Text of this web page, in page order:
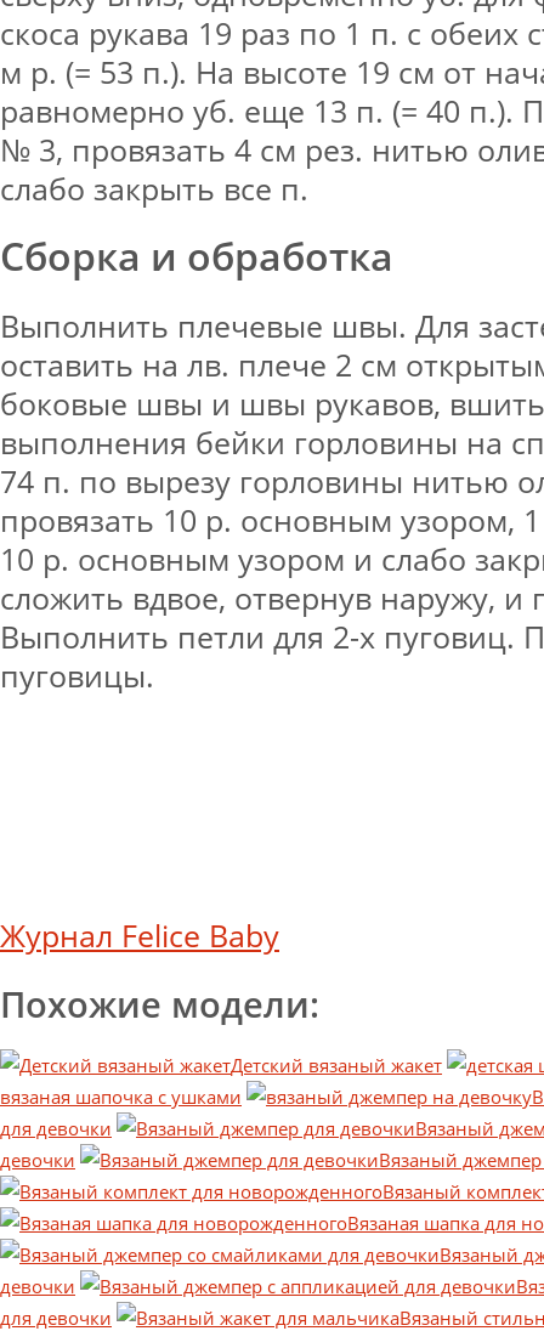
скоса рукава 19 раз по 1 п. с обеих
м р. (= 53 п.). На высоте 19 см от
равномерно уб. еще 13 п. (= 40 п.).
№ 3, провязать 4 см рез. нитью
слабо закрыть все п.
Сборка и обработка
Выполнить плечевые швы. Для
оставить на лв. плече 2 см
боковые швы и швы рукавов,
выполнения бейки горловины на
74 п. по вырезу горловины нитью
провязать 10 р. основным узором,
10 р. основным узором и слабо
сложить вдвое, отвернув наружу,
Выполнить петли для 2-х пуговиц.
пуговицы.
Журнал Felice Baby
Похожие модели:
Детский вязаный жакет
вязаная шапочка с ушками
для девочки
Вязаный
девочки
Вязаный джемпер
Вязаный
Вязаная шапка для
Вязаный
девочки
для девочки
Вязаный